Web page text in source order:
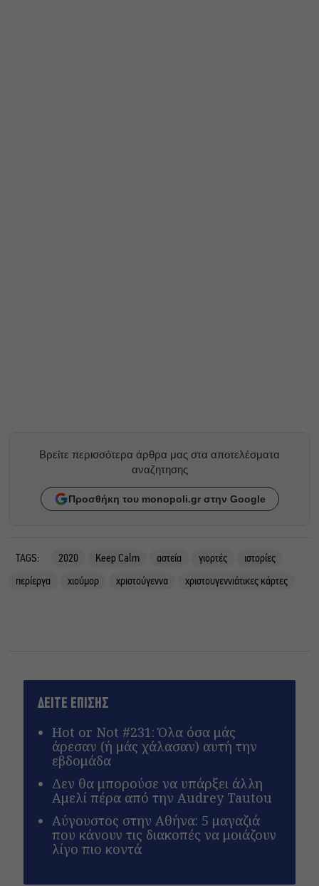
Βρείτε περισσότερα άρθρα μας στα αποτελέσματα
αναζητησης
Προσθήκη του monopoli.gr στην Google
TAGS: 2020 Keep Calm αστεία γιορτές
ιστορίες
περίεργα
χιούμορ χριστούγεννα χριστουγεννιάτικες κάρτες
ΔΕΙΤΕ ΕΠΙΣΗΣ
Hot or Not #231: Όλα όσα μάς
άρεσαν (ή μάς χάλασαν) αυτή την
εβδομάδα
Δεν θα μπορούσε να υπάρξει άλλη
Αμελί πέρα από την Audrey Tautou
Αύγουστος στην Αθήνα: 5 μαγαζιά
που κάνουν τις διακοπές να μοιάζουν
λίγο πιο κοντά